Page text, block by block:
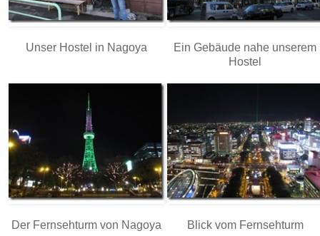
Unser Hostel in Nagoya
Ein Gebäude nahe unserem
Hostel
Der Fernsehturm von Nagoya Blick vom Fernsehturm